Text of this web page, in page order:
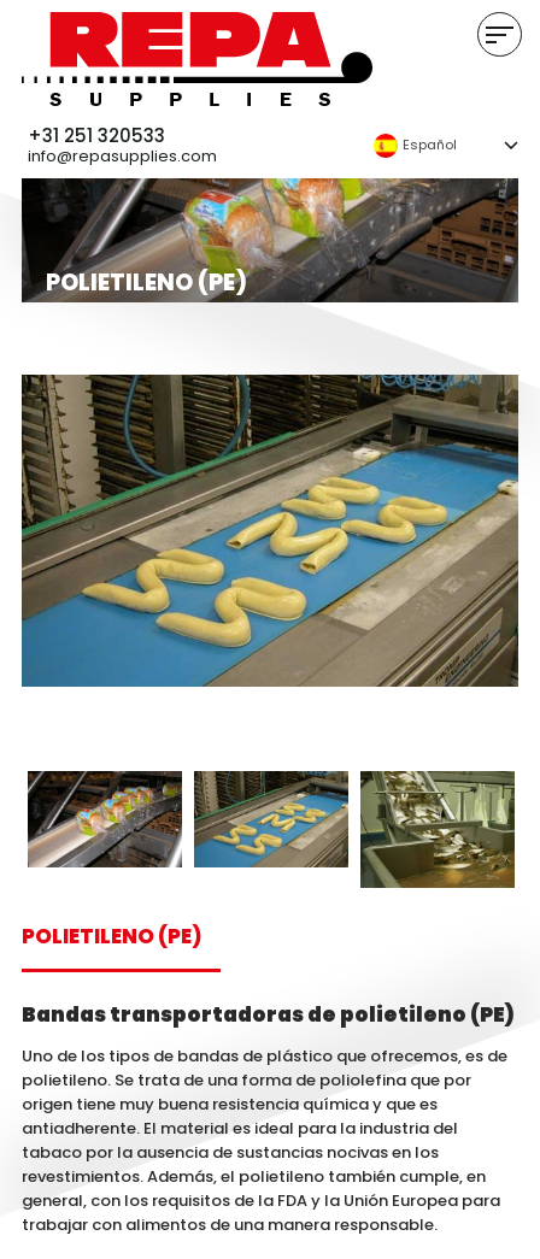
+31 251 320533
info@repasupplies.com Español
POLIETILENO (PE)
POLIETILENO (PE)
Bandas transportadoras de polietileno (PE)
Uno de los tipos de bandas de plástico que ofrecemos, es de
polietileno. Se trata de una forma de poliolefina que por
origen tiene muy buena resistencia química y que es
antiadherente. El material es ideal para la industria del
tabaco por la ausencia de sustancias nocivas en los
revestimientos. Además, el polietileno también cumple, en
general, con los requisitos de la FDA y la Unión Europea para
trabajar con alimentos de una manera responsable.